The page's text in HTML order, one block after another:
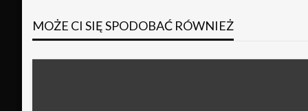
MOŻE CI SIĘ SPODOBAĆ RÓWNIEŻ